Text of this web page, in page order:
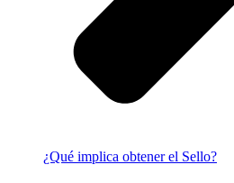
¿Qué implica obtener el Sello?